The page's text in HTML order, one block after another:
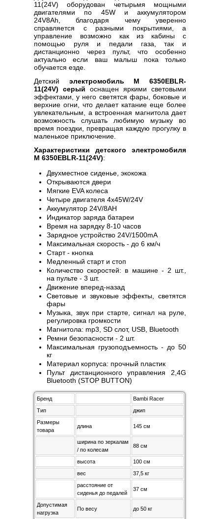
11(24V) оборудован четырьмя мощными
двигателями по 45W и аккумулятором
24V8Ah, благодаря чему уверенно
справляется с разными покрытиями, а
управление возможно как из кабины с
помощью руля и педали газа, так и
дистанционно через пульт, что особенно
актуально если ваш малыш пока только
обучается езде.
Детский электромобиль M 6350EBLR-
11(24V) серый оснащен яркими световыми
эффектами, у него светятся фары, боковые и
верхние огни, что делает катание еще более
увлекательным, а встроенная магнитола дает
возможность слушать любимую музыку во
время поездки, превращая каждую прогулку в
маленькое приключение.
Характеристики детского электромобиля
M 6350EBLR-11(24V):
Двухместное сиденье, экокожа
Открываются двери
Мягкие EVA колеса
Четыре двигателя 4х45W/24V
Аккумулятор 24V/8AH
Индикатор заряда батареи
Время на зарядку 8-10 часов
Зарядное устройство 24V/1500mA
Максимальная скорость - до 6 км/ч
Старт - кнопка
Медленный старт и стоп
Количество скоростей: в машине - 2 шт.,
на пульте - 3 шт.
Движение вперед-назад
Световые и звуковые эффекты, светятся
фары
Музыка, звук при старте, сигнал на руле,
регулировка громкости
Магнитола: mp3, SD слот, USB, Bluetooth
Ремни безопасности - 2 шт.
Максимальная грузоподъемность - до 50
кг
Материал корпуса: прочный пластик
Пульт дистанционного управления 2,4G
Bluetooth (STOP BUTTON)
Бренд
Bambi Racer
Тип
джип
Размеры
товара
длина 145 см
ширина по зеркалам
/ по колесам
88 см
высота
100 см
вес
37,5 кг
расстояние от
сиденья до педалей
37 см
Допустимая
нагрузка
По весу до 50 кг